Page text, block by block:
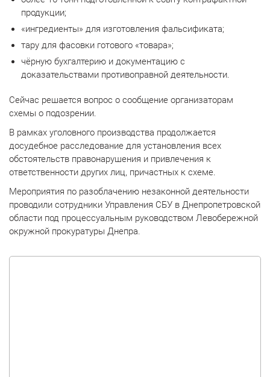
продукции;
«ингредиенты» для изготовления фальсификата;
тару для фасовки готового «товара»;
чёрную бухгалтерию и документацию с
доказательствами противоправной деятельности.
Сейчас решается вопрос о сообщение организаторам
схемы о подозрении.
В рамках уголовного производства продолжается
досудебное расследование для установления всех
обстоятельств правонарушения и привлечения к
ответственности других лиц, причастных к схеме.
Мероприятия по разоблачению незаконной деятельности
проводили сотрудники Управления СБУ в Днепропетровской
области под процессуальным руководством Левобережной
окружной прокуратуры Днепра.